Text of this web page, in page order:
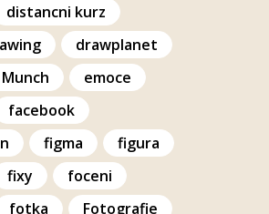
distancni kurz
drawplanet
emoce
facebook
figma
figura
fixy
foceni
fotka
Fotografie